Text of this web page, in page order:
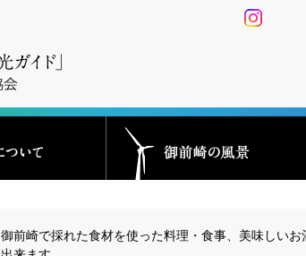
御前崎で採れた食材を使った料理・食事、美味しい